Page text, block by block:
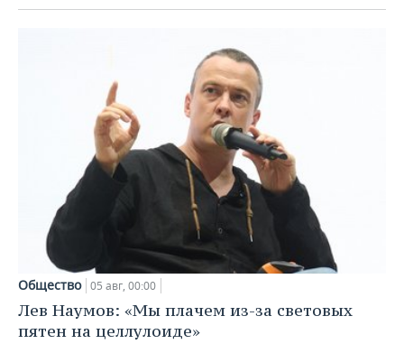
Общество 05 авг, 00:00
Лев Наумов: «Мы плачем из-за световых
пятен на целлулоиде»